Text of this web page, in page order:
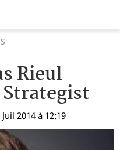
Rieul
2014 à 12:19